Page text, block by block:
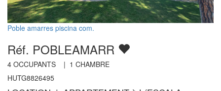
Poble amarres piscina com.
Réf. POBLEAMARR
4 OCCUPANTS | 1 CHAMBRE
HUTG8826495